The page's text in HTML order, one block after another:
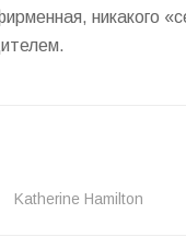
никакого
Katherine Hamilton